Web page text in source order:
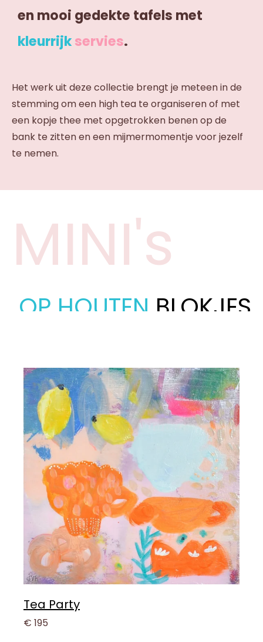
en mooi gedekte tafels met
kleurrijkservies.
Het werk uit deze collectie brengt je meteen in de
stemming om een high tea te organiseren of met
een kopje thee met opgetrokken benen op de
bank te zitten en een mijmermomentje voor jezelf
te nemen.
MINI's
OP HOUTEN BLOKJES
Tea Party
€ 195